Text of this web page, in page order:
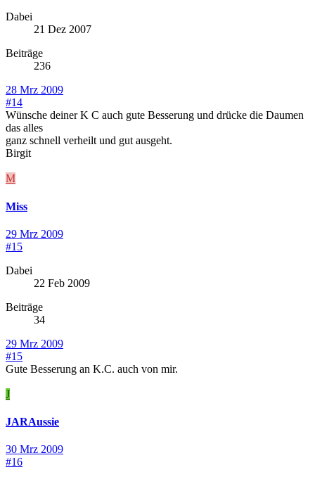
Dabei
21 Dez 2007
Beiträge
236
28 Mrz 2009
#14
Wünsche deiner K C auch gute Besserung und drücke die Daumen
das alles
ganz schnell verheilt und gut ausgeht.
Birgit
M
Miss
29 Mrz 2009
#15
Dabei
22 Feb 2009
Beiträge
34
29 Mrz 2009
#15
Gute Besserung an K.C. auch von mir.
J
JARAussie
30 Mrz 2009
#16